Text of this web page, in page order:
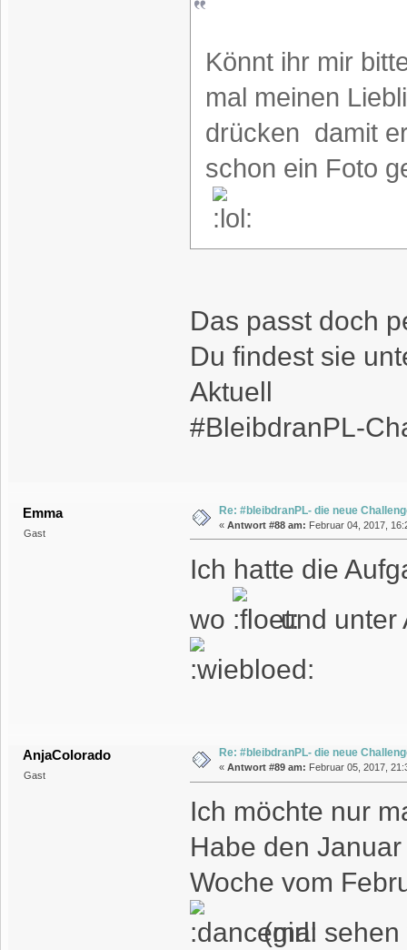
Könnt ihr mir
mal meinen
drücken damit
schon ein Foto
Das passt doch
Du findest sie
Aktuell
#BleibdranPL-
Emma
Gast
Re: #bleibdranPL- die neue
« Antwort #88 am: Februar 04, 2017,
Ich hatte die
wo
und unter
AnjaColorado
Gast
Re: #bleibdranPL- die neue
« Antwort #89 am: Februar 05, 2017,
Ich möchte nur
Habe den
Woche vom
(mal sehen